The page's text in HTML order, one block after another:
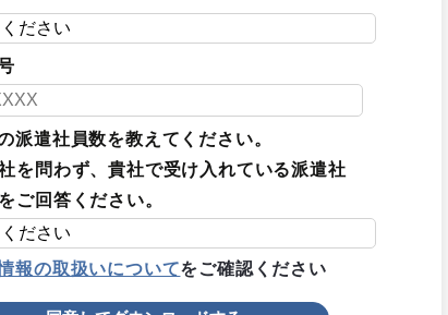
派遣社員数を教えてください。
を問わず、貴社で受け入れている派遣社
ご回答ください。
報の取扱いについてをご確認ください